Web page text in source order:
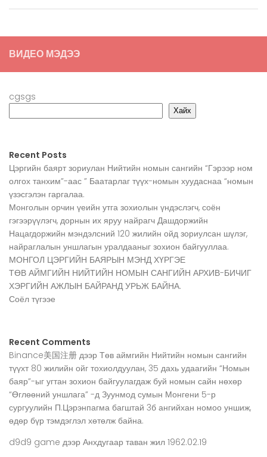
ВИДЕО МЭДЭЭ
cgsgs
Хайх
Recent Posts
Цэргийн баярт зориулан Нийтийн номын сангийн “Гэрээр ном
олгох танхим”-аас ” Баатарлаг түүх-номын хуудаснаа “номын
үзэсгэлэн гаргалаа.
Монголын орчин үеийн утга зохиолын үндэслэгч, соён
гэгээрүүлэгч, дорнын их яруу найрагч Дашдоржийн
Нацагдоржийн мэндэлсний 120 жилийн ойд зориулсан шүлэг,
найраглалын уншлагын уралдааныг зохион байгууллаа.
МОНГОЛ ЦЭРГИЙН БАЯРЫН МЭНД ХҮРГЭЕ
ТӨВ АЙМГИЙН НИЙТИЙН НОМЫН САНГИЙН АРХИВ-БИЧИГ
ХЭРГИЙН АЖЛЫН БАЙРАНД УРЬЖ БАЙНА.
Соёл түгээе
Recent Comments
Binance美国注册 дээр Төв аймгийн Нийтийн номын сангийн
түүхт 80 жилийн ойг тохиолдуулан, 35 дахь удаагийн “Номын
баяр”-ыг угтан зохион байгуулагдаж буй номын сайн нөхөр
“Өглөөний уншлага” -д Зуунмод сумын Монгени 5-р
сургуулийн П.Цэрэнпагма багштай 3б ангийхан номоо уншиж,
өдөр бүр тэмдэглэл хөтөлж байна.
d9d9 game дээр Анхдугаар таван жил 1962.02.19